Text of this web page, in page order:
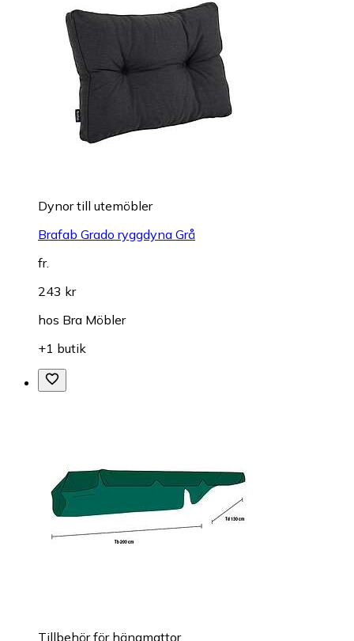
Dynor till utemöbler
Brafab Grado ryggdyna Grå
fr.
243 kr
hos Bra Möbler
+1 butik
Tillbehör för hängmattor